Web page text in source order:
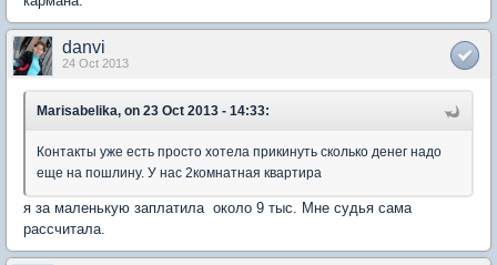
danvi
24 Oct 2013
Marisabelika, on 23 Oct 2013 - 14:33:
Контакты уже есть просто хотела прикинуть сколько денег надо
еще на пошлину. У нас 2комнатная квартира
я за маленькую заплатила около 9 тыс. Мне судья сама
рассчитала.